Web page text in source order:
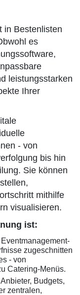
in Bestenlisten
es
leistungsstarken
Ihrer
- von
bis hin
Sie können
mithilfe
visualisieren.
ist:
zugeschnitten
- von
Catering-Menüs.
Budgets,
zentralen,